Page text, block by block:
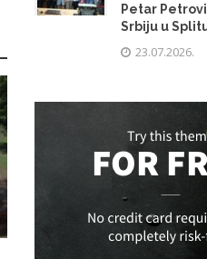
Petar
Srbiju u
23.07.2026.